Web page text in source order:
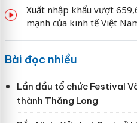
Xuất nhập khẩu vượt
mạnh của kinh tế Việt
Bài đọc nhiều
Lần đầu tổ chức Festival
thành Thăng Long